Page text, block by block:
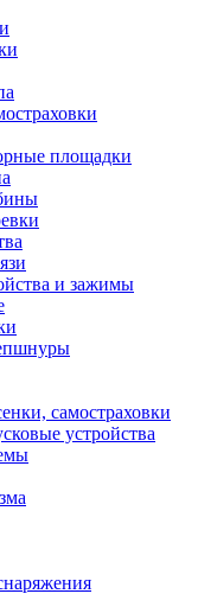
площадки
и зажимы
самостраховки
устройства